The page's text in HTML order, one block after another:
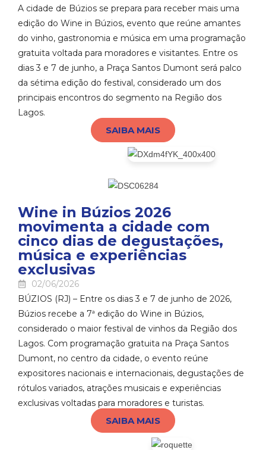
A cidade de Búzios se prepara para receber mais uma
edição do Wine in Búzios, evento que reúne amantes
do vinho, gastronomia e música em uma programação
gratuita voltada para moradores e visitantes. Entre os
dias 3 e 7 de junho, a Praça Santos Dumont será palco
da sétima edição do festival, considerado um dos
principais encontros do segmento na Região dos
Lagos.
SAIBA MAIS
Wine in Búzios 2026
movimenta a cidade com
cinco dias de degustações,
música e experiências
exclusivas
02/06/2026
BÚZIOS (RJ) – Entre os dias 3 e 7 de junho de 2026,
Búzios recebe a 7ª edição do Wine in Búzios,
considerado o maior festival de vinhos da Região dos
Lagos. Com programação gratuita na Praça Santos
Dumont, no centro da cidade, o evento reúne
expositores nacionais e internacionais, degustações de
rótulos variados, atrações musicais e experiências
exclusivas voltadas para moradores e turistas.
SAIBA MAIS